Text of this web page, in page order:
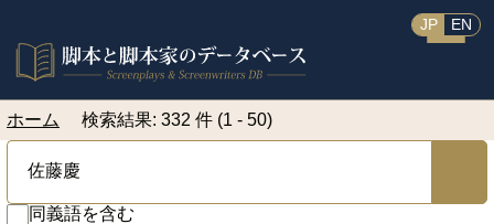
JP EN
ホーム 検索結果: 332 件 (1 - 50)
同義語を含む